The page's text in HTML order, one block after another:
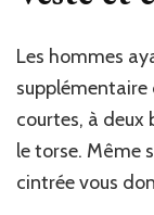
Les hommes
supplémentaire
courtes, à deux
le torse. Même
cintrée vous